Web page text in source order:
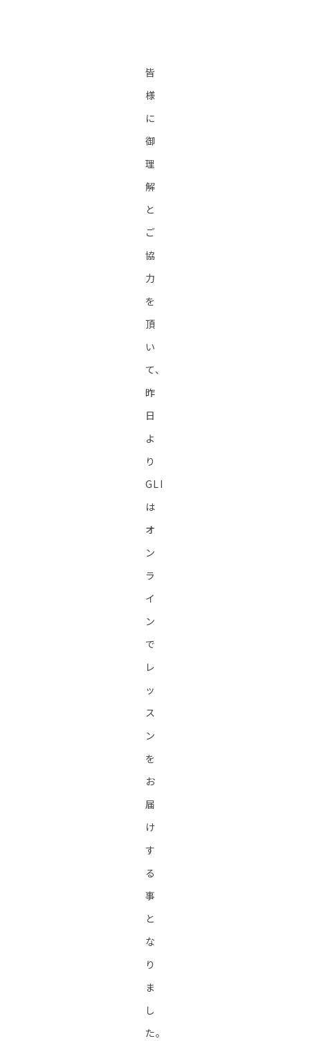
皆
様
に
御
理
解
と
ご
協
力
を
頂
い
て、
昨
日
よ
り
GLI
は
オ
ン
ラ
イ
ン
で
レ
ッ
ス
ン
を
お
届
け
す
る
事
と
な
り
ま
し
た。